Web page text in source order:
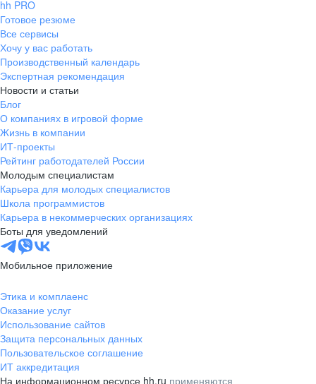
hh PRO
Готовое резюме
Все сервисы
Хочу у вас работать
Производственный календарь
Экспертная рекомендация
Новости и статьи
Блог
О компаниях в игровой форме
Жизнь в компании
ИТ-проекты
Рейтинг работодателей России
Молодым специалистам
Карьера для молодых специалистов
Школа программистов
Карьера в некоммерческих организациях
Боты для уведомлений
Мобильное приложение
Этика и комплаенс
Оказание услуг
Использование сайтов
Защита персональных данных
Пользовательское соглашение
ИТ аккредитация
На информационном ресурсе hh.ru применяются